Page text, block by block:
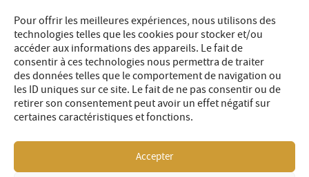
Pour offrir les meilleures expériences, nous utilisons des
technologies telles que les cookies pour stocker et/ou
accéder aux informations des appareils. Le fait de
consentir à ces technologies nous permettra de traiter
des données telles que le comportement de navigation ou
les ID uniques sur ce site. Le fait de ne pas consentir ou de
retirer son consentement peut avoir un effet négatif sur
certaines caractéristiques et fonctions.
Accepter